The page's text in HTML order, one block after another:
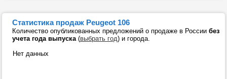
Статистика продаж Peugeot 106
Количество опубликованных предложений о продаже в России без
учета года выпуска(выбрать год) и города.
Нет данных